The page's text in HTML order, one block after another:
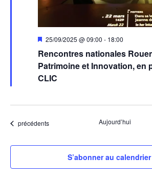
Rencontres nationales
Patrimoine et Innovation, en
CLIC
Mis
avant
25/09/2025 @ 09:00 - 18:00
Évènements
précédents Aujourd’hui
S’abonner au calendrier